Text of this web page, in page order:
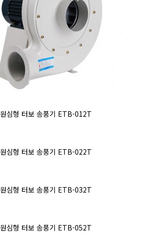
원심형 터보 송풍기 ETB-012T
원심형 터보 송풍기 ETB-022T
원심형 터보 송풍기 ETB-032T
원심형 터보 송풍기 ETB-052T